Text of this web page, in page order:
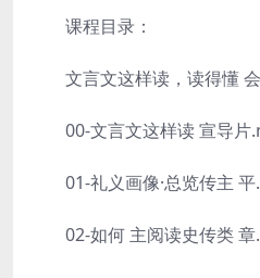
课程目录：
文言文这样读，读得懂 会
00-文言文这样读 宣导片
01-礼义画像·总览传主 平
02-如何 主阅读史传类 章